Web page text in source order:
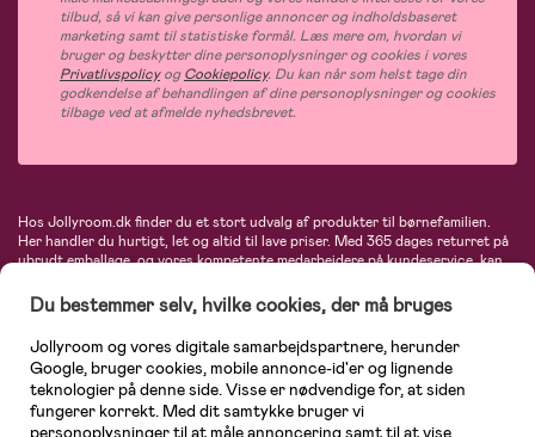
tilbud, så vi kan give personlige annoncer og indholdsbaseret
marketing samt til statistiske formål. Læs mere om, hvordan vi
bruger og beskytter dine personoplysninger og cookies i vores
PrivatlivspolicyogCookiepolicy. Du kan når som helst tage din
godkendelse af behandlingen af dine personoplysninger og cookies
tilbage ved at afmelde nyhedsbrevet.
Hos Jollyroom.dk finder du et stort udvalg af produkter til børnefamilien.
Her handler du hurtigt, let og altid til lave priser. Med 365 dages returret på
ubrudt emballage, og vores kompetente medarbejdere på kundeservice, kan
barnevogne, autostole, børne- og babytøj, produkter til gravide og ammende
mødre, indretning og inspiration, legetøj, babyudstyr og meget mere. Vi
tilbyder produkter fra velkendte varemærker som Britax, Maxi-Cosi, Baby
Jogger, BabyBjörn, Didriksons, KidKraft, Ergobaby, Phillips Avent, Neonate,
Cybex, LEGO og mange flere. Kort sagt - et kæmpe sortiment venter på dig!
Du bestemmer selv, hvilke cookies, der må bruges
Jollyroom og vores digitale samarbejdspartnere, herunder
Google, bruger cookies, mobile annonce-id'er og lignende
teknologier på denne side. Visse er nødvendige for, at siden
fungerer korrekt. Med dit samtykke bruger vi
personoplysninger til at måle annoncering samt til at vise